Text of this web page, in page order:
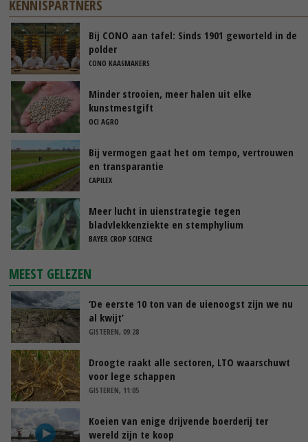
KENNISPARTNERS
Bij CONO aan tafel: Sinds 1901 geworteld in de
polder
CONO KAASMAKERS
Minder strooien, meer halen uit elke
kunstmestgift
OCI AGRO
Bij vermogen gaat het om tempo, vertrouwen
en transparantie
CAPILEX
Meer lucht in uienstrategie tegen
bladvlekkenziekte en stemphylium
BAYER CROP SCIENCE
MEEST GELEZEN
‘De eerste 10 ton van de uienoogst zijn we nu
al kwijt’
GISTEREN, 09:28
Droogte raakt alle sectoren, LTO waarschuwt
voor lege schappen
GISTEREN, 11:05
Koeien van enige drijvende boerderij ter
wereld zijn te koop